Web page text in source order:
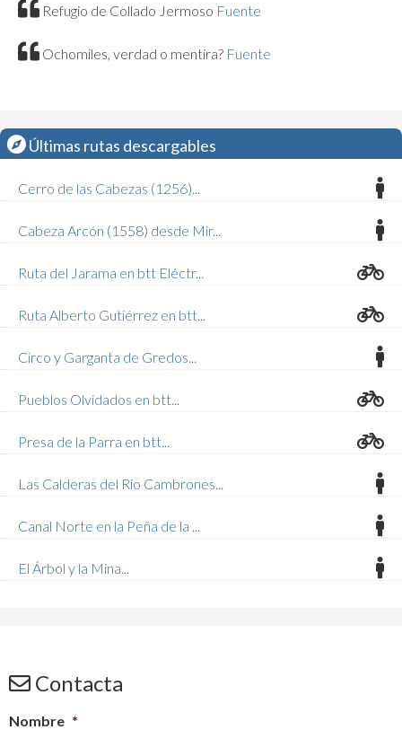
Refugio de Collado Jermoso Fuente
Ochomiles, verdad o mentira? Fuente
Últimas rutas descargables
Cerro de las Cabezas (1256)...
Cabeza Arcón (1558) desde Mir...
Ruta del Jarama en btt Eléctr...
Ruta Alberto Gutiérrez en btt...
Circo y Garganta de Gredos...
Pueblos Olvidados en btt...
Presa de la Parra en btt...
Las Calderas del Rio Cambrones...
Canal Norte en la Peña de la ...
El Árbol y la Mina...
Contacta
Nombre *